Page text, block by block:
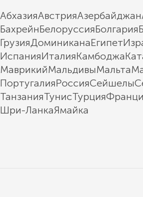
АбхазияАвстрияАзербайджан
БахрейнБелоруссияБолгария
ГрузияДоминиканаЕгипет
ИспанияИталияКамбоджа
МаврикийМальдивыМальта
ПортугалияРоссияСейшелы
ТанзанияТунисТурция
Шри-ЛанкаЯмайка